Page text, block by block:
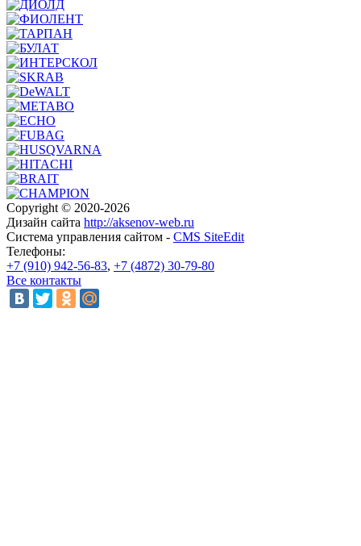
Copyright © 2020-2026
Дизайн сайта http://aksenov-web.ru
Система управления сайтом - CMS SiteEdit
Телефоны:
+7 (910) 942-56-83, +7 (4872) 30-79-80
Все контакты